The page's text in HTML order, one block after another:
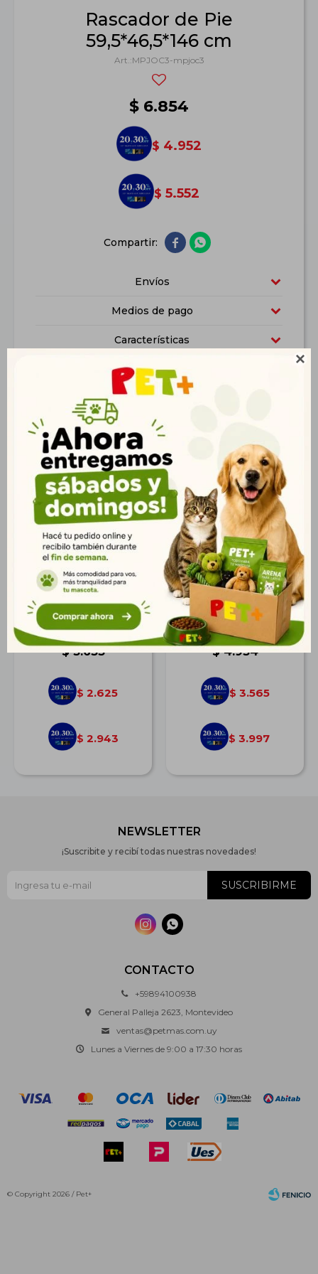

Rascador de Pie
59,5*46,5*146 cm
MPJOC3-mpjoc3
$ 6.854
$ 4.952
$ 5.552
 
Envíos
Medios de pago
Características
Productos que te pueden interesar
Rascador de Pie
48*40*86 cm
$ 3.633
$ 2.625
$ 2.943
Rascador de Pie
40*40*115 cm Azul
$ 4.934
$ 3.565
$ 3.997
CONTACTO
+59894100938
General Palleja 2623, Montevideo
ventas@petmas.com.uy
Lunes a Viernes de 9:00 a 17:30 horas
NEWSLETTER
¡Suscribite y recibí todas nuestras novedades!
SUSCRIBIRME
 
© Copyright 2026 / Pet+